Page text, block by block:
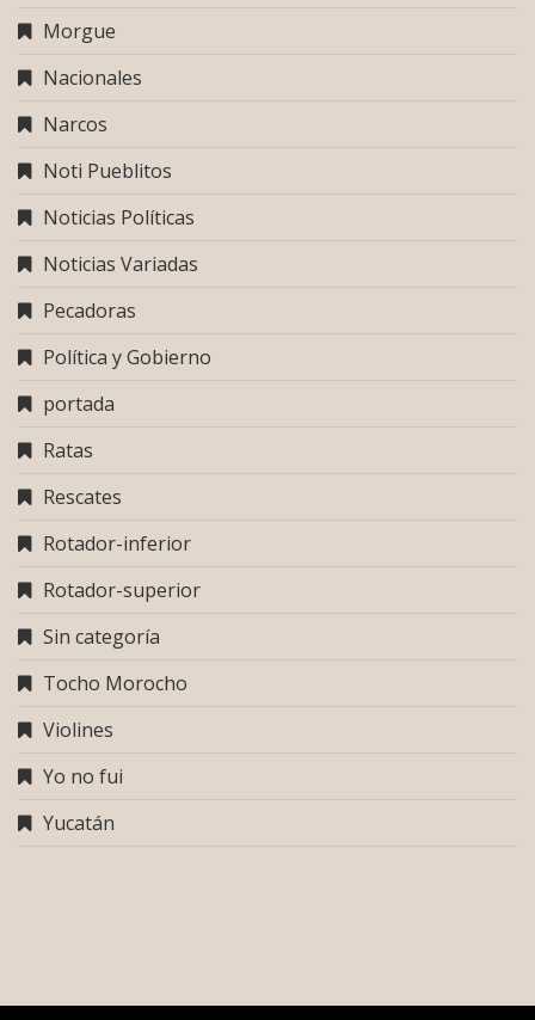
Morgue
Nacionales
Narcos
Noti Pueblitos
Noticias Políticas
Noticias Variadas
Pecadoras
Política y Gobierno
portada
Ratas
Rescates
Rotador-inferior
Rotador-superior
Sin categoría
Tocho Morocho
Violines
Yo no fui
Yucatán